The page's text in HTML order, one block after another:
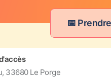
📅
33680 Le Porge